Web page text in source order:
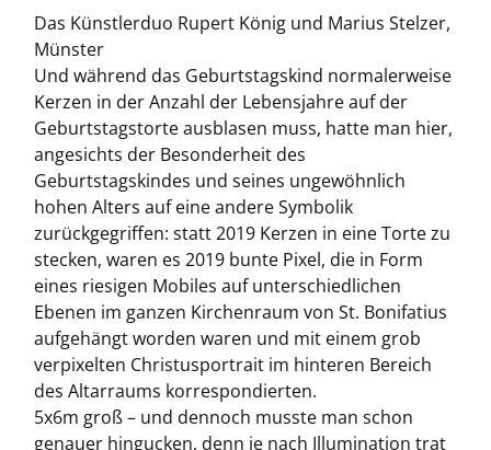
Das Künstlerduo Rupert König und Marius Stelzer,
Münster
Und während das Geburtstagskind normalerweise
Kerzen in der Anzahl der Lebensjahre auf der
Geburtstagstorte ausblasen muss, hatte man hier,
angesichts der Besonderheit des
Geburtstagskindes und seines ungewöhnlich
hohen Alters auf eine andere Symbolik
zurückgegriffen: statt 2019 Kerzen in eine Torte zu
stecken, waren es 2019 bunte Pixel, die in Form
eines riesigen Mobiles auf unterschiedlichen
Ebenen im ganzen Kirchenraum von St. Bonifatius
aufgehängt worden waren und mit einem grob
verpixelten Christusportrait im hinteren Bereich
des Altarraums korrespondierten.
5x6m groß – und dennoch musste man schon
genauer hingucken, denn je nach Illumination trat